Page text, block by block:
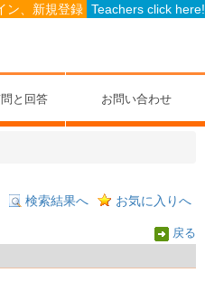
ン、新規登録 Teachers click here!
と回答 お問い合わせ
検索結果へ お気に入りへ
戻る